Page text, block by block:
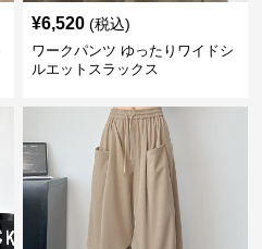
¥6,520 (税込)
ワークパンツ ゆったりワイドシ
ルエットスラックス